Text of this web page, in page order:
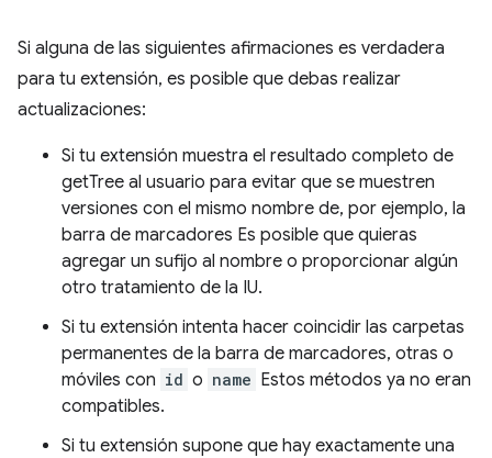
Si alguna de las siguientes afirmaciones es verdadera
para tu extensión, es posible que debas realizar
actualizaciones:
Si tu extensión muestra el resultado completo de
getTree al usuario para evitar que se muestren
versiones con el mismo nombre de, por ejemplo, la
barra de marcadores Es posible que quieras
agregar un sufijo al nombre o proporcionar algún
otro tratamiento de la IU.
Si tu extensión intenta hacer coincidir las carpetas
permanentes de la barra de marcadores, otras o
móviles con id o name Estos métodos ya no eran
compatibles.
Si tu extensión supone que hay exactamente una